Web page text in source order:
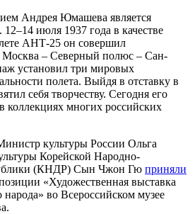
Андрея Юмашева является
июля 1937 года в качестве
АНТ-25 он совершил
Москва – Северный полюс – Сан-
установил три мировых
полета. Выйдя в отставку в
себя творчеству. Сегодня его
коллекциях многих российских
культуры России Ольга
Корейской Народно-
(КНДР) Сын Чжон Гю приняли
«Художественная выставка
во Всероссийском музее